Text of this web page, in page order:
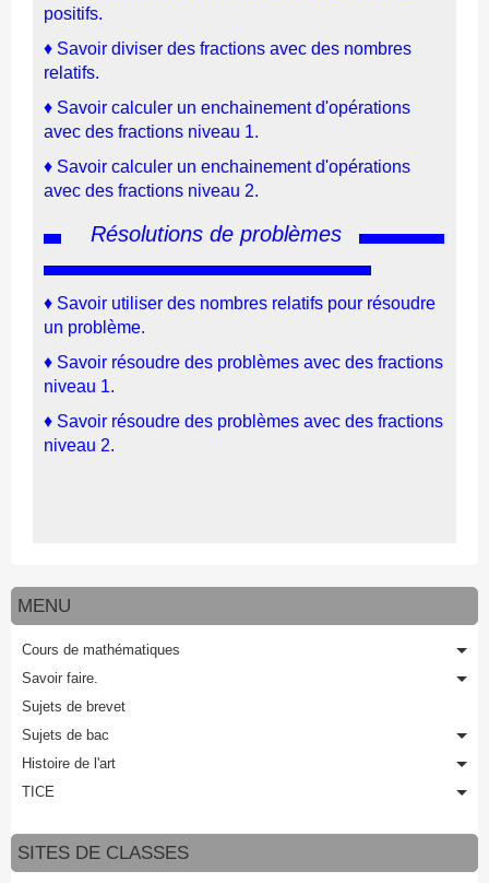
positifs.
♦ Savoir diviser des fractions avec des nombres
relatifs.
♦ Savoir calculer un enchainement d'opérations
avec des fractions niveau 1.
♦ Savoir calculer un enchainement d'opérations
avec des fractions niveau 2.
Résolutions de problèmes
♦ Savoir utiliser des nombres relatifs pour résoudre
un problème.
♦ Savoir résoudre des problèmes avec des fractions
niveau 1.
♦ Savoir résoudre des problèmes avec des fractions
niveau 2.
MENU
Cours de mathématiques
Savoir faire.
Sujets de brevet
Sujets de bac
Histoire de l'art
TICE
SITES DE CLASSES